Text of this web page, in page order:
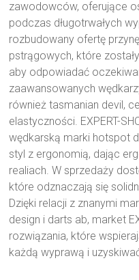
zawodowców, oferujące
podczas długotrwałych
rozbudowany ofertę
pstrągowych, które
aby odpowiadać
zaawansowanych
również tasmanian devil,
elastyczności. EXPERT-
wędkarską marki hotspot
styl z ergonomią, dając
realiach. W sprzedaży
które odznaczają się
Dzięki relacji z znanymi
design i darts ab, market
rozwiązania, które
każdą wyprawą i